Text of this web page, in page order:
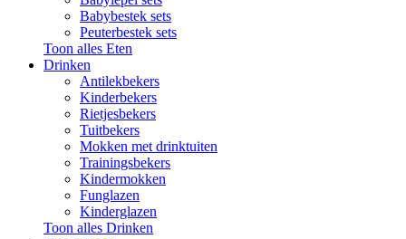
Babybestek sets
Peuterbestek sets
Toon alles Eten
Drinken
Antilekbekers
Kinderbekers
Rietjesbekers
Tuitbekers
Mokken met drinktuiten
Trainingsbekers
Kindermokken
Funglazen
Kinderglazen
Toon alles Drinken